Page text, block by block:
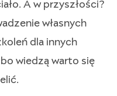
A w przyszłości?
własnych
dla innych
wiedzą warto się